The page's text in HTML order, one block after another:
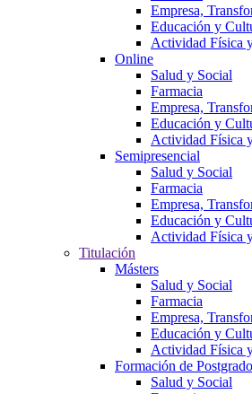
Empresa,
Educación y
Actividad Física
Online
Salud y Social
Farmacia
Empresa,
Educación y
Actividad Física
Semipresencial
Salud y Social
Farmacia
Empresa,
Educación y
Actividad Física
Titulación
Másters
Salud y Social
Farmacia
Empresa,
Educación y
Actividad Física
Formación de
Salud y Social